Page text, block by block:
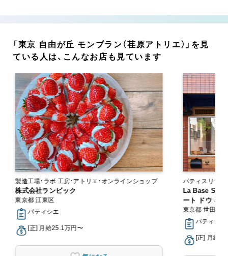
「東京 自由が丘 モンブラン（荏原アトリエ）」を見
ている人は、こんなお店も見ています
製造工場・ラボ 工房・アトリエ・オンラインショップ
株式会社ランビック
東京都 江東区
パティシエ
[正] 月給25.1万円〜
パティスリー・スイー
ー
La Base
ート ドウ ギ
東京都 世田谷区
パティシエ
[正] 月給